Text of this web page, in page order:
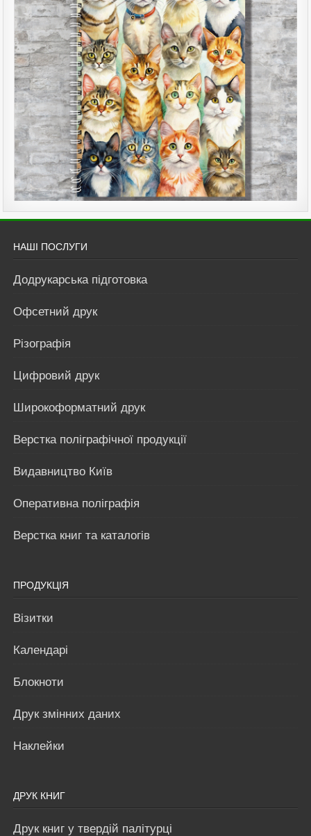
НАШІ ПОСЛУГИ
Додрукарська підготовка
Офсетний друк
Різографія
Цифровий друк
Широкоформатний друк
Верстка поліграфічної продукції
Видавництво Київ
Оперативна поліграфія
Верстка книг та каталогів
ПРОДУКЦІЯ
Візитки
Календарі
Блокноти
Друк змінних даних
Наклейки
ДРУК КНИГ
Друк книг у твердій палітурці